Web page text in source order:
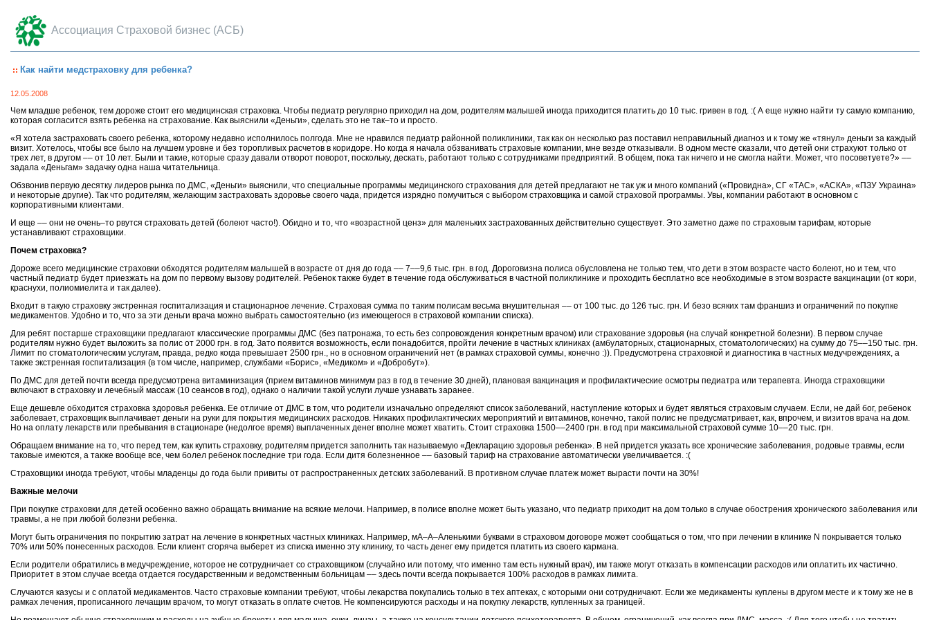
Ассоциация Страховой бизнес (АСБ)
Как найти медстраховку для ребенка?
12.05.2008
Чем младше ребенок, тем дороже стоит его медицинская страховка. Чтобы педиатр регулярно приходил на дом, родителям малышей иногда приходится платить до 10 тыс. гривен в год. :( А еще нужно найти ту самую компанию,
которая согласится взять ребенка на страхование. Как выяснили «Деньги», сделать это не так–то и просто.
«Я хотела застраховать своего ребенка, которому недавно исполнилось полгода. Мне не нравился педиатр районной поликлиники, так как он несколько раз поставил неправильный диагноз и к тому же «тянул» деньги за каждый
визит. Хотелось, чтобы все было на лучшем уровне и без торопливых расчетов в коридоре. Но когда я начала обзванивать страховые компании, мне везде отказывали. В одном месте сказали, что детей они страхуют только от
трех лет, в другом –– от 10 лет. Были и такие, которые сразу давали отворот поворот, поскольку, дескать, работают только с сотрудниками предприятий. В общем, пока так ничего и не смогла найти. Может, что посоветуете?» ––
задала «Деньгам» задачку одна наша читательница.
Обзвонив первую десятку лидеров рынка по ДМС, «Деньги» выяснили, что специальные программы медицинского страхования для детей предлагают не так уж и много компаний («Провидна», СГ «ТАС», «АСКА», «ПЗУ Украина»
и некоторые другие). Так что родителям, желающим застраховать здоровье своего чада, придется изрядно помучиться с выбором страховщика и самой страховой программы. Увы, компании работают в основном с
корпоративными клиентами.
И еще –– они не очень–то рвутся страховать детей (болеют часто!). Обидно и то, что «возрастной ценз» для маленьких застрахованных действительно существует. Это заметно даже по страховым тарифам, которые
устанавливают страховщики.
Почем страховка?
Дороже всего медицинские страховки обходятся родителям малышей в возрасте от дня до года –– 7––9,6 тыс. грн. в год. Дороговизна полиса обусловлена не только тем, что дети в этом возрасте часто болеют, но и тем, что
частный педиатр будет приезжать на дом по первому вызову родителей. Ребенок также будет в течение года обслуживаться в частной поликлинике и проходить бесплатно все необходимые в этом возрасте вакцинации (от кори,
краснухи, полиомиелита и так далее).
Входит в такую страховку экстренная госпитализация и стационарное лечение. Страховая сумма по таким полисам весьма внушительная –– от 100 тыс. до 126 тыс. грн. И безо всяких там франшиз и ограничений по покупке
медикаментов. Удобно и то, что за эти деньги врача можно выбрать самостоятельно (из имеющегося в страховой компании списка).
Для ребят постарше страховщики предлагают классические программы ДМС (без патронажа, то есть без сопровождения конкретным врачом) или страхование здоровья (на случай конкретной болезни). В первом случае
родителям нужно будет выложить за полис от 2000 грн. в год. Зато появится возможность, если понадобится, пройти лечение в частных клиниках (амбулаторных, стационарных, стоматологических) на сумму до 75––150 тыс. грн.
Лимит по стоматологическим услугам, правда, редко когда превышает 2500 грн., но в основном ограничений нет (в рамках страховой суммы, конечно :)). Предусмотрена страховкой и диагностика в частных медучреждениях, а
также экстренная госпитализация (в том числе, например, службами «Борис», «Медиком» и «Добробут»).
По ДМС для детей почти всегда предусмотрена витаминизация (прием витаминов минимум раз в год в течение 30 дней), плановая вакцинация и профилактические осмотры педиатра или терапевта. Иногда страховщики
включают в страховку и лечебный массаж (10 сеансов в год), однако о наличии такой услуги лучше узнавать заранее.
Еще дешевле обходится страховка здоровья ребенка. Ее отличие от ДМС в том, что родители изначально определяют список заболеваний, наступление которых и будет являться страховым случаем. Если, не дай бог, ребенок
заболевает, страховщик выплачивает деньги на руки для покрытия медицинских расходов. Никаких профилактических мероприятий и витаминов, конечно, такой полис не предусматривает, как, впрочем, и визитов врача на дом.
Но на оплату лекарств или пребывания в стационаре (недолгое время) выплаченных денег вполне может хватить. Стоит страховка 1500––2400 грн. в год при максимальной страховой сумме 10––20 тыс. грн.
Обращаем внимание на то, что перед тем, как купить страховку, родителям придется заполнить так называемую «Декларацию здоровья ребенка». В ней придется указать все хронические заболевания, родовые травмы, если
таковые имеются, а также вообще все, чем болел ребенок последние три года. Если дитя болезненное –– базовый тариф на страхование автоматически увеличивается. :(
Страховщики иногда требуют, чтобы младенцы до года были привиты от распространенных детских заболеваний. В противном случае платеж может вырасти почти на 30%!
Важные мелочи
При покупке страховки для детей особенно важно обращать внимание на всякие мелочи. Например, в полисе вполне может быть указано, что педиатр приходит на дом только в случае обострения хронического заболевания или
травмы, а не при любой болезни ребенка.
Могут быть ограничения по покрытию затрат на лечение в конкретных частных клиниках. Например, мА–А–Аленькими буквами в страховом договоре может сообщаться о том, что при лечении в клинике N покрывается только
70% или 50% понесенных расходов. Если клиент сгоряча выберет из списка именно эту клинику, то часть денег ему придется платить из своего кармана.
Если родители обратились в медучреждение, которое не сотрудничает со страховщиком (случайно или потому, что именно там есть нужный врач), им также могут отказать в компенсации расходов или оплатить их частично.
Приоритет в этом случае всегда отдается государственным и ведомственным больницам –– здесь почти всегда покрывается 100% расходов в рамках лимита.
Случаются казусы и с оплатой медикаментов. Часто страховые компании требуют, чтобы лекарства покупались только в тех аптеках, с которыми они сотрудничают. Если же медикаменты куплены в другом месте и к тому же не в
рамках лечения, прописанного лечащим врачом, то могут отказать в оплате счетов. Не компенсируются расходы и на покупку лекарств, купленных за границей.